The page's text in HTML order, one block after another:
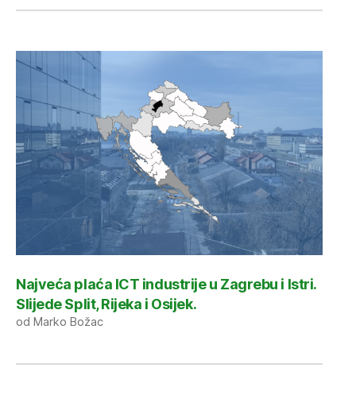
Najveća plaća ICT industrije u Zagrebu i Istri.
Slijede Split, Rijeka i Osijek.
od Marko Božac